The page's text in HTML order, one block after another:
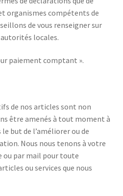
organismes compétents de
de vous renseigner sur
autorités locales.
paiement comptant ».
de nos articles sont non
être amenés à tout moment à
but de l’améliorer ou de
Nous nous tenons à votre
par mail pour toute
ou services que nous